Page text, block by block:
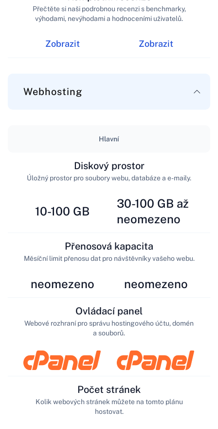
Zobrazit
Přečtěte si naši podrobnou recenzi s benchmarky,
výhodami, nevýhodami a hodnoceními uživatelů.
Zobrazit
Webhosting
Hlavní
10-100 GB
Diskový prostor
Úložný prostor pro soubory webu, databáze a e-maily.
30-100 GB až
neomezeno
neomezeno
Přenosová kapacita
Měsíční limit přenosu dat pro návštěvníky vašeho webu.
neomezeno
Ovládací panel
Webové rozhraní pro správu hostingového účtu, domén
a souborů.
Počet stránek
Kolik webových stránek můžete na tomto plánu
hostovat.